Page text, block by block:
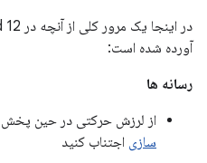
آورده شده است:
رسانه ها
از لرزش حرکتی در حین پخش
سازی اجتناب کنید